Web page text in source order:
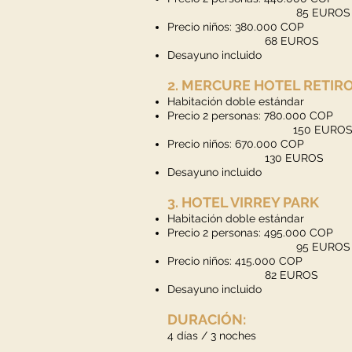
85 EUROS
Precio niños: 380.000 COP
68 EUROS
Desayuno incluido
2. MERCURE HOTEL
Habitación doble estándar
Precio 2 personas: 780.000
150 EUROS
Precio niños: 670.000 COP
130 EUROS
Desayuno incluido
3. HOTEL VIRREY PARK
Habitación doble estándar
Precio 2 personas: 495.000 COP
95 EUROS
Precio niños: 415.000 COP
82 EUROS
Desayuno incluido
DURACIÓN:
4 días / 3 noches